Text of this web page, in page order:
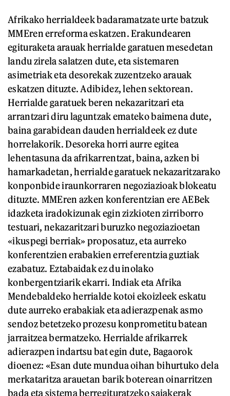
Afrikako herrialdeek badaramatzate urte batzuk
MMEren erreforma eskatzen. Erakundearen
egituraketa arauak herrialde garatuen mesedetan
landu zirela salatzen dute, eta sistemaren
asimetriak eta desorekak zuzentzeko arauak
eskatzen dituzte. Adibidez, lehen sektorean.
Herrialde garatuek beren nekazaritzari eta
arrantzari diru laguntzak emateko baimena dute,
baina garabidean dauden herrialdeek ez dute
horrelakorik. Desoreka horri aurre egitea
lehentasuna da afrikarrentzat, baina, azken bi
hamarkadetan, herrialde garatuek nekazaritzarako
konponbide iraunkorraren negoziazioak blokeatu
dituzte. MMEren azken konferentzian ere AEBek
idazketa iradokizunak egin zizkioten zirriborro
testuari, nekazaritzari buruzko negoziazioetan
«ikuspegi berriak» proposatuz, eta aurreko
konferentzien erabakien erreferentzia guztiak
ezabatuz. Eztabaidak ez du inolako
konbergentziarik ekarri. Indiak eta Afrika
Mendebaldeko herrialde kotoi ekoizleek eskatu
dute aurreko erabakiak eta adierazpenak asmo
sendoz betetzeko prozesu konprometitu batean
jarraitzea bermatzeko. Herrialde afrikarrek
adierazpen indartsu bat egin dute, Bagaorok
dioenez: «Esan dute mundua oihan bihurtuko dela
merkataritza arauetan barik boterean oinarritzen
bada eta sistema berregituratzeko saiakerak